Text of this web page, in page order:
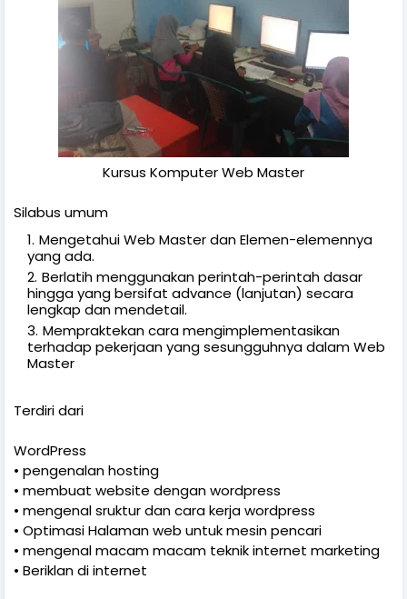
Kursus Komputer Web Master
Silabus umum
Mengetahui Web Master dan Elemen-elemennya
yang ada.
Berlatih menggunakan perintah-perintah dasar
hingga yang bersifat advance (lanjutan) secara
lengkap dan mendetail.
Mempraktekan cara mengimplementasikan
terhadap pekerjaan yang sesungguhnya dalam Web
Master
Terdiri dari
WordPress
• pengenalan hosting
• membuat website dengan wordpress
• mengenal sruktur dan cara kerja wordpress
• Optimasi Halaman web untuk mesin pencari
• mengenal macam macam teknik internet marketing
• Beriklan di internet